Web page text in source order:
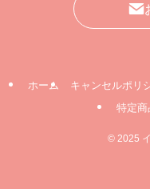
ホーム キャンセルポリ
特定商
© 2025